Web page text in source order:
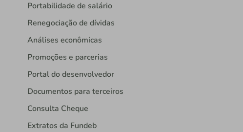
Portabilidade de salário
Renegociação de dívidas
Análises econômicas
Promoções e parcerias
Portal do desenvolvedor
Documentos para terceiros
Consulta Cheque
Extratos da Fundeb